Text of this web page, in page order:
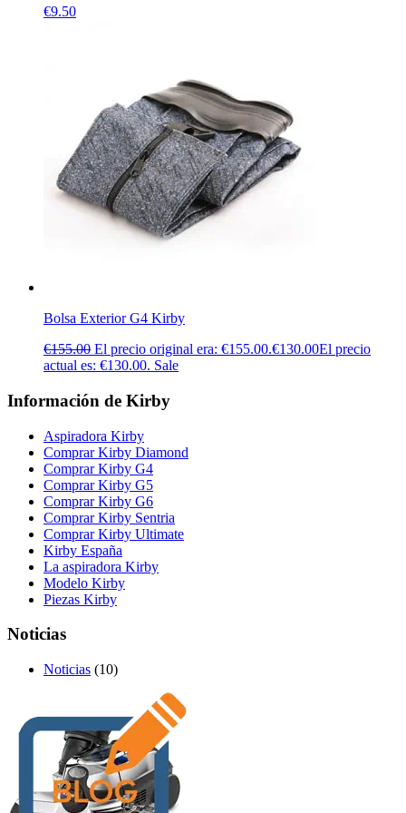
€9.50
Bolsa Exterior G4 Kirby
€155.00 El precio original era: €155.00.€130.00El precio
actual es: €130.00. Sale
Información de Kirby
Aspiradora Kirby
Comprar Kirby Diamond
Comprar Kirby G4
Comprar Kirby G5
Comprar Kirby G6
Comprar Kirby Sentria
Comprar Kirby Ultimate
Kirby España
La aspiradora Kirby
Modelo Kirby
Piezas Kirby
Noticias
Noticias (10)